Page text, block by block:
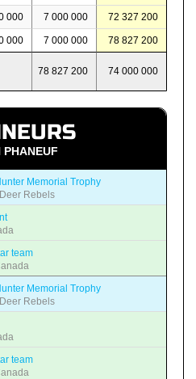
000 7 000 000 72 327 200
000 7 000 000 78 827 200
78 827 200 74 000 000
PHANEUF
Memorial Trophy
Rebels
team
Memorial Trophy
Rebels
team